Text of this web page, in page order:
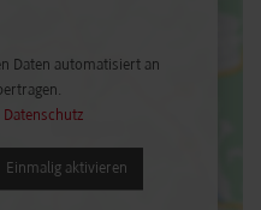
Daten automatisiert an
Datenschutz
Einmalig aktivieren